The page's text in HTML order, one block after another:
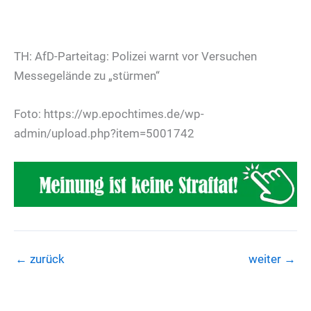
TH: AfD-Parteitag: Polizei warnt vor Versuchen
Messegelände zu „stürmen“
Foto: https://wp.epochtimes.de/wp-
admin/upload.php?item=5001742
← zurück weiter →